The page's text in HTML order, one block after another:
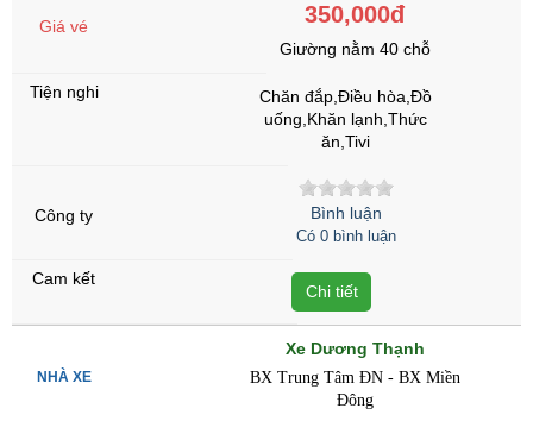
350,000đ
Giường nằm 40 chỗ
Chăn đắp,Điều hòa,Đồ
uống,Khăn lạnh,Thức
ăn,Tivi
Bình luận
Có 0 bình luận
Chi tiết
Xe Dương Thạnh
BX Trung Tâm ĐN - BX Miền
Đông